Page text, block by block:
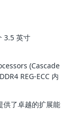
3.5 英寸
(Cascade
REG-ECC 内
供了卓越的扩展能